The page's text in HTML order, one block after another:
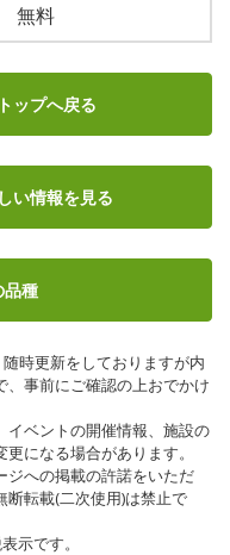
無料
ップへ戻る
い情報を見る
品種
時更新をしておりますが内
事前にご確認の上おでかけ
ベントの開催情報、施設の
になる場合があります。
への掲載の許諾をいただ
断転載(二次使用)は禁止で
示です。